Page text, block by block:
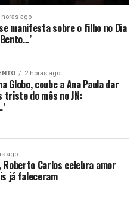
horas ago
manifesta sobre o filho no Dia
2 horas ago
Globo, coube a Ana Paula dar
triste do mês no JN:
ago
Roberto Carlos celebra amor
já faleceram